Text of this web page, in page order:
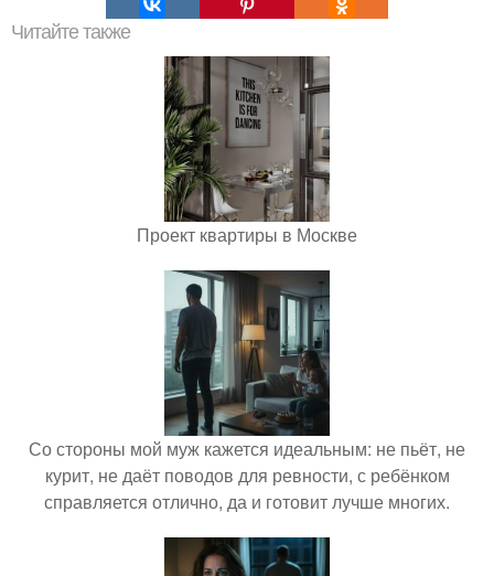
Читайте также
Проект квартиры в Москве
Со стороны мой муж кажется идеальным: не пьёт, не
курит, не даёт поводов для ревности, с ребёнком
справляется отлично, да и готовит лучше многих.